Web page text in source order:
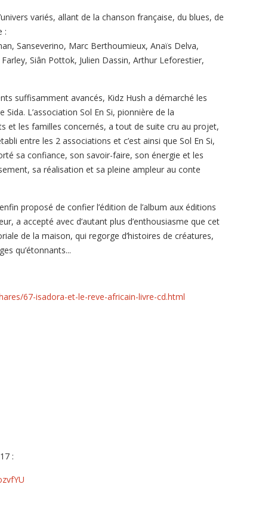
variés, allant de la chanson française, du blues, de
:
Sanseverino, Marc Berthoumieux, Anaïs Delva,
Siân Pottok, Julien Dassin, Arthur Leforestier,
suffisamment avancés, Kidz Hush a démarché les
L’association Sol En Si, pionnière de la
et les familles concernés, a tout de suite cru au projet,
entre les 2 associations et c’est ainsi que Sol En Si,
sa confiance, son savoir-faire, son énergie et les
sa réalisation et sa pleine ampleur au conte
proposé de confier l’édition de l’album aux éditions
a accepté avec d’autant plus d’enthousiasme que cet
de la maison, qui regorge d’histoires de créatures,
qu’étonnants...
67-isadora-et-le-reve-africain-livre-cd.html
: